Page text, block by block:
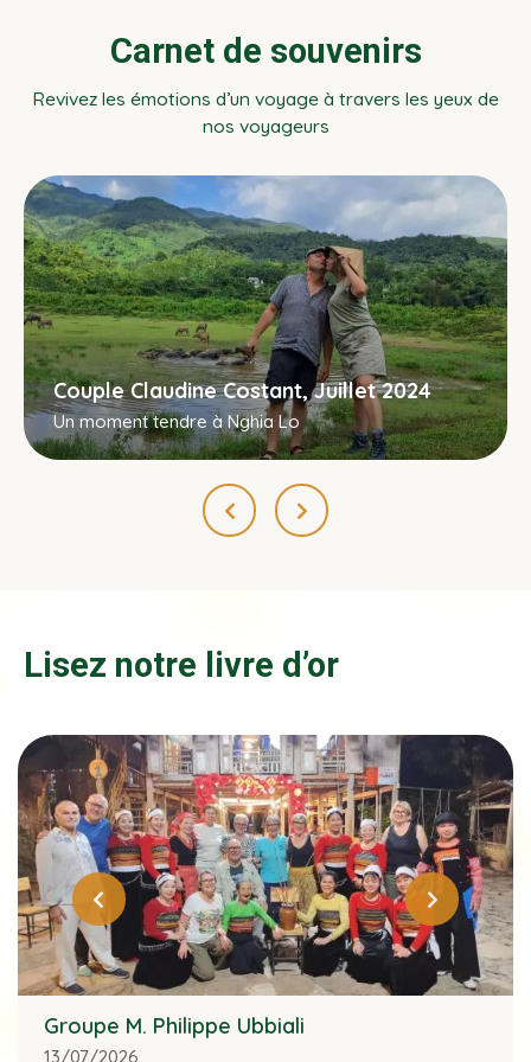
Carnet de souvenirs
Revivez les émotions d’un voyage à travers les yeux de
nos voyageurs
Couple Claudine Costant, Juillet 2024
Un moment tendre à Nghia Lo
Lisez notre livre d’or
Groupe M. Philippe Ubbiali
13/07/2026